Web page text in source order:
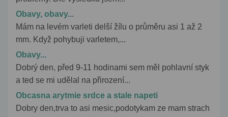
Obavy, obavy...
Mám na levém varleti delší žílu o průměru asi 1 až 2
mm. Když pohybuji varletem,...
Obavy...
Dobrý den, před 9-11 hodinami sem měl pohlavní styk
a ted se mi udělal na přirození...
Obcasna arytmie srdce a stale napeti
Dobry den,trva to asi mesic,podotykam ze mam strach